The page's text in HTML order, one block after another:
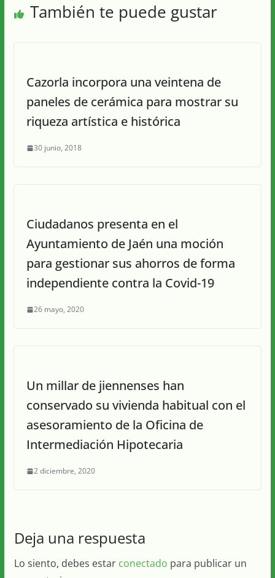
También te puede gustar
Cazorla incorpora una veintena de
paneles de cerámica para mostrar su
riqueza artística e histórica
30 junio, 2018
Ciudadanos presenta en el
Ayuntamiento de Jaén una moción
para gestionar sus ahorros de forma
independiente contra la Covid-19
26 mayo, 2020
Un millar de jiennenses han
conservado su vivienda habitual con el
asesoramiento de la Oficina de
Intermediación Hipotecaria
2 diciembre, 2020
Deja una respuesta
Lo siento, debes estar conectado para publicar un